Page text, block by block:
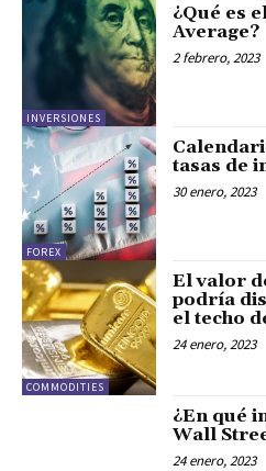
INVERSIONES
¿Qué es
Average?
2 febrero, 2023
FOREX
tasas de
30 enero, 2023
COMMODITIES
El valor
podría
el techo
24 enero, 2023
¿En qué
Wall
24 enero, 2023